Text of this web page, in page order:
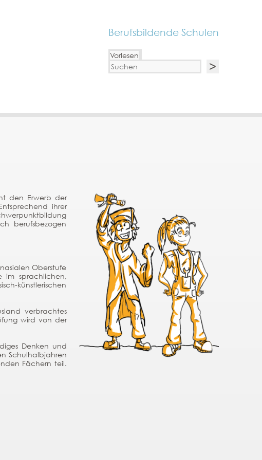
Berufsbildende Schulen
Vorlesen
den Erwerb der
ihrer
berufsbezogen
Oberstufe
im sprachlichen,
künstlerischen
verbrachtes
wird von der
Denken und
Schulhalbjahren
Fächern teil.